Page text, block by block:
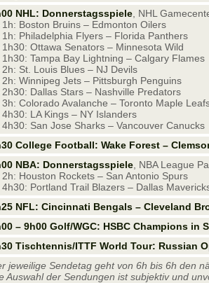
NHL: Donnerstagsspiele , NHL
Boston Bruins – Edmonton Oilers
Philadelphia Flyers – Florida Panthers
Ottawa Senators – Minnesota Wild
Tampa Bay Lightning – Calgary Flames
St. Louis Blues – NJ Devils
Winnipeg Jets – Pittsburgh Penguins
Dallas Stars – Nashville Predators
Colorado Avalanche – Toronto Maple
LA Kings – NY Islanders
San Jose Sharks – Vancouver Canucks
College Football: Wake Forest –
NBA: Donnerstagsspiele , NBA League
Houston Rockets – San Antonio Spurs
Portland Trail Blazers – Dallas
NFL: Cincinnati Bengals – Cleveland
– 9h00 Golf/WGC: HSBC Champions in
Tischtennis/ITTF World Tour: Russian
jeweilige Sendetag geht von 6h bis 6h den
Auswahl der Sendungen ist subjektiv und